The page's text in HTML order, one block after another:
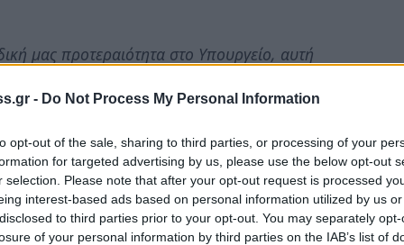
- Do Not Process My Personal Information
opt-out of the sale, sharing to third parties, or processing of your
for targeted advertising by us, please use the below opt-out
selection. Please note that after your opt-out request is processed
interest-based ads based on personal information utilized by us
to third parties prior to your opt-out. You may separately
of your personal information by third parties on the IAB’s list of
μας προτεραιότητα στο Υπουργείο, αυτή
Μάκη Βορίδη και του ίδιου του
τομέα, με επιχειρηματικό και
αξιοποίηση του κοινοτικού κεκτημένου για
εισοδήματος των Ελλήνων αγροτών,
ότι ισχυρός αγροδιατροφικός τομέας
αλλά και κοινωνία, αφού διατηρεί
εθνικά ευαίσθητων περιοχών.